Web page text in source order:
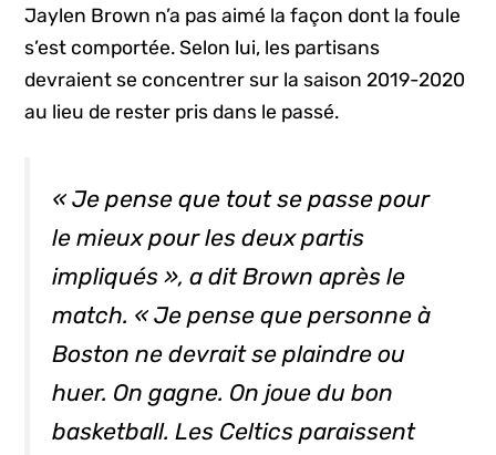
Jaylen Brown n’a pas aimé la façon dont la foule
s’est comportée. Selon lui, les partisans
devraient se concentrer sur la saison 2019-2020
au lieu de rester pris dans le passé.
« Je pense que tout se passe pour
le mieux pour les deux partis
impliqués », a dit Brown après le
match. « Je pense que personne à
Boston ne devrait se plaindre ou
huer. On gagne. On joue du bon
basketball. Les Celtics paraissent